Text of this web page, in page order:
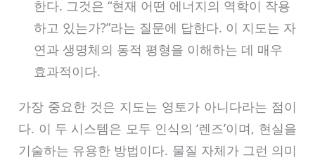
한다. 그것은 “현재 어떤 에너지의 역학이 작용
하고 있는가?”라는 질문에 답한다. 이 지도는 자
연과 생명체의 동적 평형을 이해하는 데 매우
효과적이다.
가장 중요한 것은 지도는 영토가 아니다라는 점이
다. 이 두 시스템은 모두 인식의 ‘렌즈’이며, 현실을
기술하는 유용한 방법이다. 물질 자체가 그런 의미